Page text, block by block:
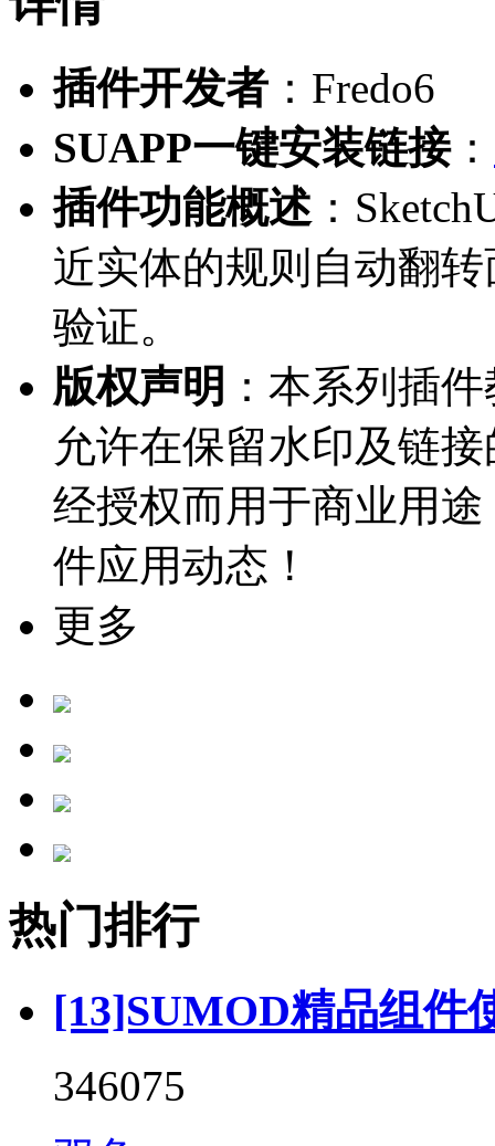
插件开发者 ：Fredo6
SUAPP一键安装链接：
插件功能概述 ：
近实体的规则自动翻
验证。
版权声明 ：本系列插
允许在保留水印及链
经授权而用于商业用
件应用动态！
更多
热门排行
[13]SUMOD精品组件
346075